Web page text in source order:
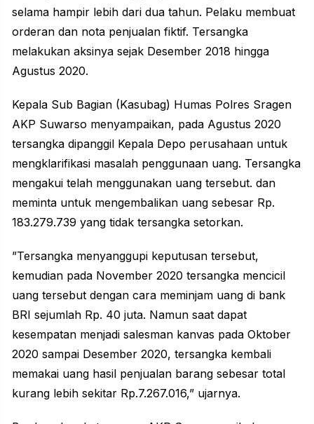
selama hampir lebih dari dua tahun. Pelaku membuat
orderan dan nota penjualan fiktif. Tersangka
melakukan aksinya sejak Desember 2018 hingga
Agustus 2020.
Kepala Sub Bagian (Kasubag) Humas Polres Sragen
AKP Suwarso menyampaikan, pada Agustus 2020
tersangka dipanggil Kepala Depo perusahaan untuk
mengklarifikasi masalah penggunaan uang. Tersangka
mengakui telah menggunakan uang tersebut. dan
meminta untuk mengembalikan uang sebesar Rp.
183.279.739 yang tidak tersangka setorkan.
”Tersangka menyanggupi keputusan tersebut,
kemudian pada November 2020 tersangka mencicil
uang tersebut dengan cara meminjam uang di bank
BRI sejumlah Rp. 40 juta. Namun saat dapat
kesempatan menjadi salesman kanvas pada Oktober
2020 sampai Desember 2020, tersangka kembali
memakai uang hasil penjualan barang sebesar total
kurang lebih sekitar Rp.7.267.016,” ujarnya.